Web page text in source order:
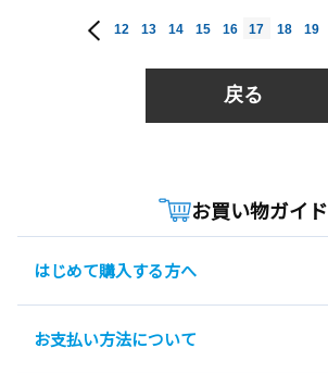
12 13 14 15 16 17 18 19
戻る
お買い物ガイド
はじめて購入する方へ
お支払い方法について